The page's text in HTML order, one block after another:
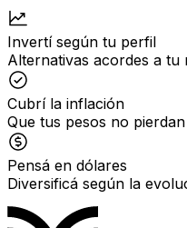
Invertí según tu perfil
Alternativas acordes a tu
Cubrí la inflación
Que tus pesos no
Pensá en dólares
Diversificá según la